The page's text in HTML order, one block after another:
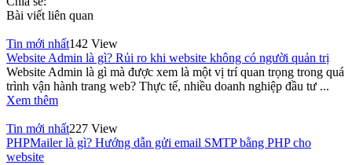
Bài viết liên quan
Tin mới nhất142 View
Website Admin là gì? Rủi ro khi website không có người quản trị
Website Admin là gì mà được xem là một vị trí quan trọng trong quá
trình vận hành trang web? Thực tế, nhiều doanh nghiệp đầu tư ...
Xem thêm
Tin mới nhất227 View
PHPMailer là gì? Hướng dẫn gửi email SMTP bằng PHP cho
website